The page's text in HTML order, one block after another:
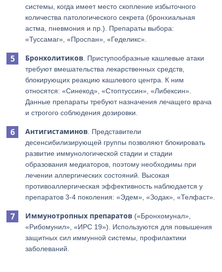
системы, когда имеет место скопление избыточного
количества патологического секрета (бронхиальная
астма, пневмония и пр.). Препараты выбора:
«Туссамаг», «Проспан», «Геделикс».
Бронхолитиков . Приступообразные кашлевые атаки
требуют вмешательства лекарственных средств,
блокирующих реакцию кашлевого центра. К ним
относятся: «Синекод», «Стоптуссин», «Либексин».
Данные препараты требуют назначения лечащего врача
и строгого соблюдения дозировки.
Антигистаминов . Представители
десенсибилизирующей группы позволяют блокировать
развитие иммунологической стадии и стадии
образования медиаторов, поэтому необходимы при
лечении аллергических состояний. Высокая
противоаллергическая эффективность наблюдается у
препаратов 3-4 поколения: «Эдем», «Зодак», «Телфаст».
Иммунотропных препаратов («Бронхомунал»,
«Рибомунил», «ИРС 19»). Используются для повышения
защитных сил иммунной системы, профилактики
заболеваний.